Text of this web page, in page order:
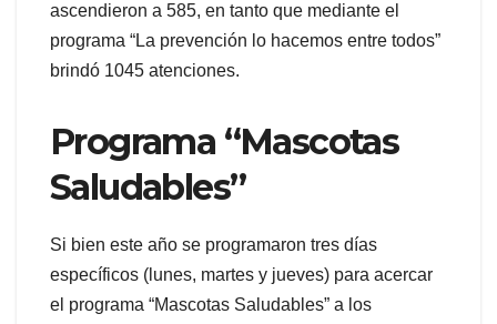
ascendieron a 585, en tanto que mediante el
programa “La prevención lo hacemos entre todos”
brindó 1045 atenciones.
Programa “Mascotas
Saludables”
Si bien este año se programaron tres días
específicos (lunes, martes y jueves) para acercar
el programa “Mascotas Saludables” a los